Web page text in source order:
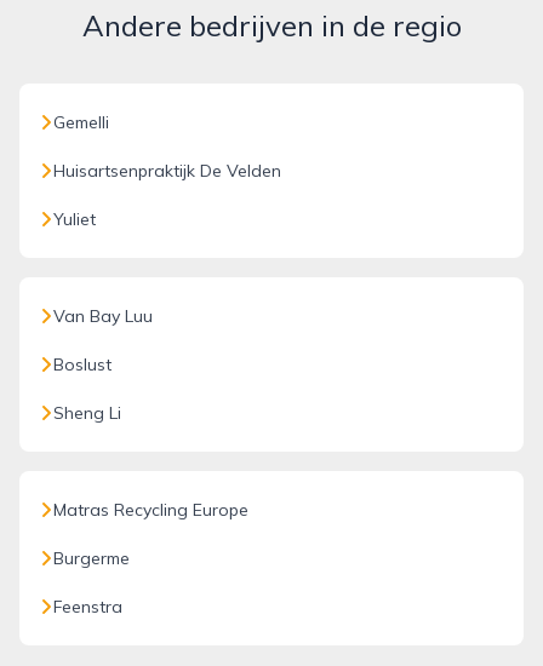
Andere bedrijven in de regio
Gemelli
Huisartsenpraktijk De Velden
Yuliet
Van Bay Luu
Boslust
Sheng Li
Matras Recycling Europe
Burgerme
Feenstra